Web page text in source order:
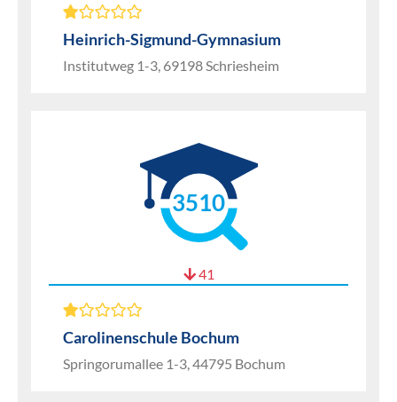
Heinrich-Sigmund-Gymnasium
Institutweg 1-3, 69198 Schriesheim
3510
41
Carolinenschule Bochum
Springorumallee 1-3, 44795 Bochum